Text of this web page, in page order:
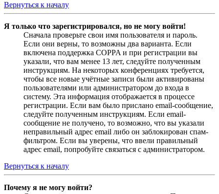
Вернуться к началу
Я только что зарегистрировался, но не могу войти!
Сначала проверьте свои имя пользователя и пароль.
Если они верны, то возможны два варианта. Если
включена поддержка COPPA и при регистрации вы
указали, что вам менее 13 лет, следуйте полученным
инструкциям. На некоторых конференциях требуется,
чтобы все новые учётные записи были активированы
пользователями или администратором до входа в
систему. Эта информация отображается в процессе
регистрации. Если вам было прислано email-сообщение,
следуйте полученным инструкциям. Если email-
сообщение не получено, то возможно, что вы указали
неправильный адрес email либо он заблокирован спам-
фильтром. Если вы уверены, что ввели правильный
адрес email, попробуйте связаться с администратором.
Вернуться к началу
Почему я не могу войти?